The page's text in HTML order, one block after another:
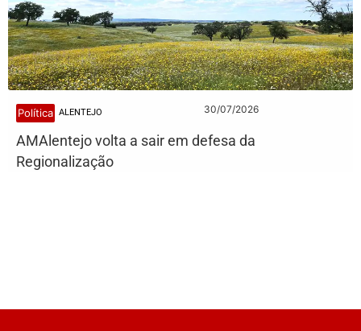
Política ALENTEJO 30/07/2026
AMAlentejo volta a sair em defesa da
Regionalização